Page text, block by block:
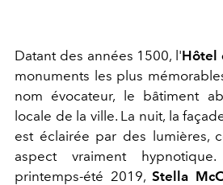
Datant des années 1500, l'Hôtel
monuments les plus
nom évocateur, le bâtiment
locale de la ville. La nuit, la
est éclairée par des lumières,
aspect vraiment
printemps-été 2019,Stella